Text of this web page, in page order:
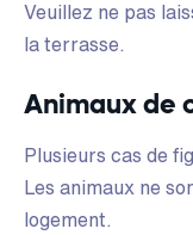
Veuillez ne pas
la terrasse.
Animaux de
Plusieurs cas de
Les animaux ne
logement.